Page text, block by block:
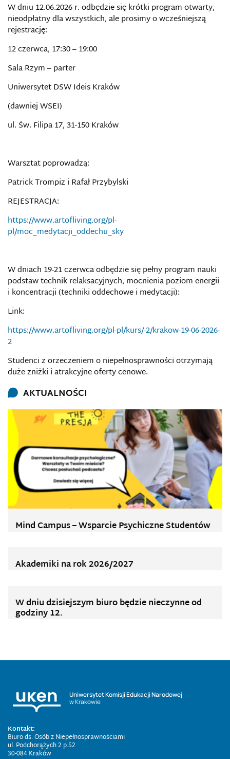
W dniu 12.06.2026 r. odbędzie się krótki program otwarty,
nieodpłatny dla wszystkich, ale prosimy o wcześniejszą
rejestrację:
12 czerwca, 17:30 – 19:00
Sala Rzym – parter
Uniwersytet DSW Ideis Kraków
(dawniej WSEI)
ul. Św. Filipa 17, 31-150 Kraków
Warsztat poprowadzą:
Patrick Trompiz i Rafał Przybylski
REJESTRACJA:
https://www.artofliving.org/pl-
pl/moc_medytacji_oddechu_sky
W dniach 19-21 czerwca odbędzie się pełny program nauki
podstaw technik relaksacyjnych, mocnienia poziom energii
i koncentracji (techniki oddechowe i medytacji):
Link:
https://www.artofliving.org/pl-pl/kurs/-2/krakow-19-06-2026-
2
Studenci z orzeczeniem o niepełnosprawności otrzymają
duże zniżki i atrakcyjne oferty cenowe.
AKTUALNOŚCI
Mind Campus – Wsparcie Psychiczne Studentów
Akademiki na rok 2026/2027
W dniu dzisiejszym biuro będzie nieczynne od
godziny 12.
Uniwersytet Komisji Edukacji Narodowej
w Krakowie
Kontakt:
Biuro ds. Osób z Niepełnosprawnościami
ul. Podchorążych 2 p.52
30-084 Kraków